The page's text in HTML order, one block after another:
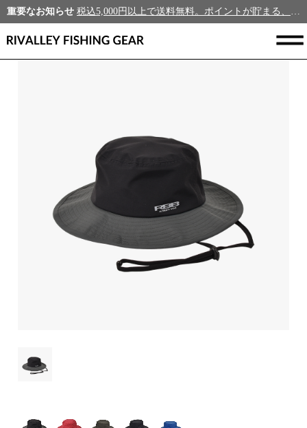
重要なお知らせ 税込5,000円以上で送料無料。ポイントが貯まる、新規会員募集中！